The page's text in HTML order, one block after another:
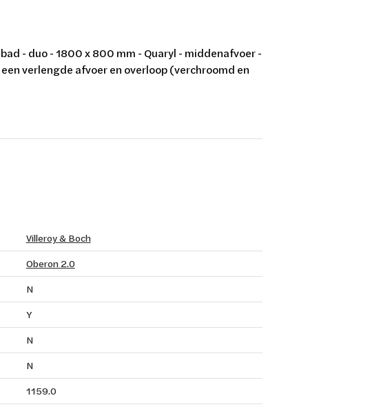
- duo - 1800 x 800 mm - Quaryl - middenafvoer -
verlengde afvoer en overloop (verchroomd en
Villeroy & Boch
Oberon 2.0
N
Y
N
N
1159.0